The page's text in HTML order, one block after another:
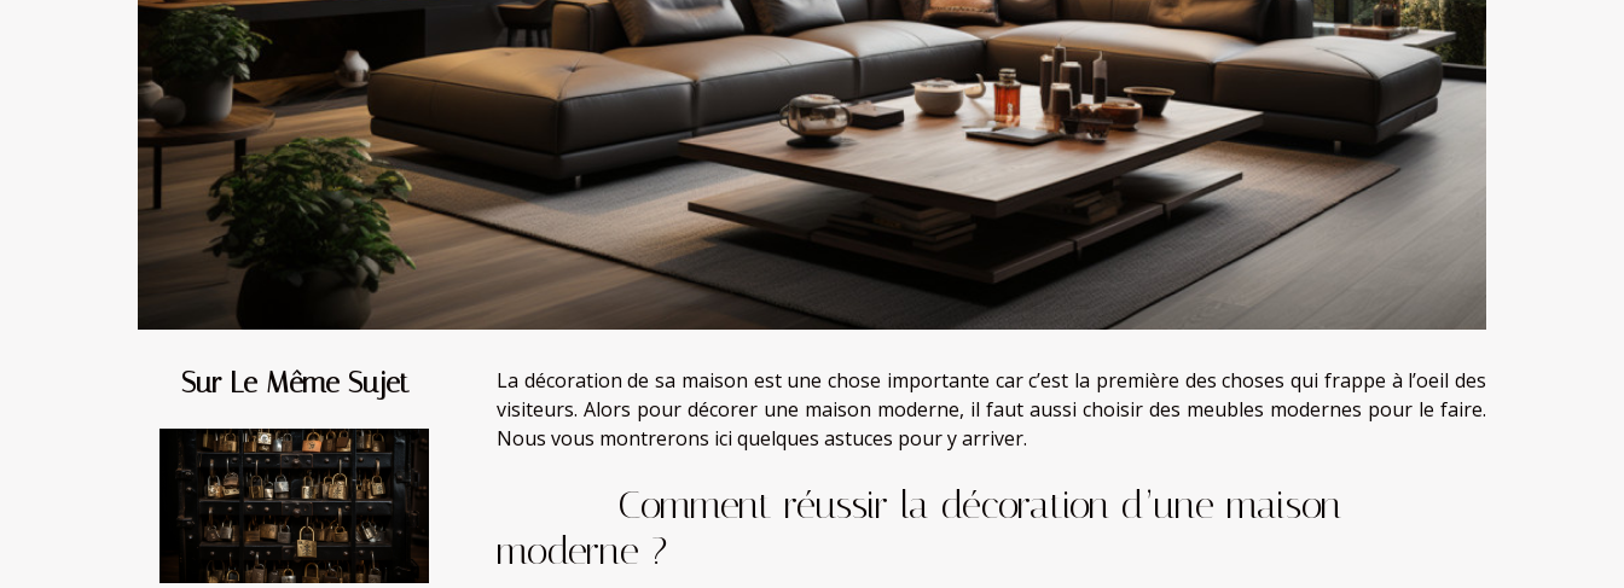
Sur Le Même Sujet
La décoration de sa maison est une chose importante car c’est la première des choses qui frappe à l’oeil des
visiteurs. Alors pour décorer une maison moderne, il faut aussi choisir des meubles modernes pour le faire.
Nous vous montrerons ici quelques astuces pour y arriver.
Comment réussir la décoration d’une maison
moderne ?